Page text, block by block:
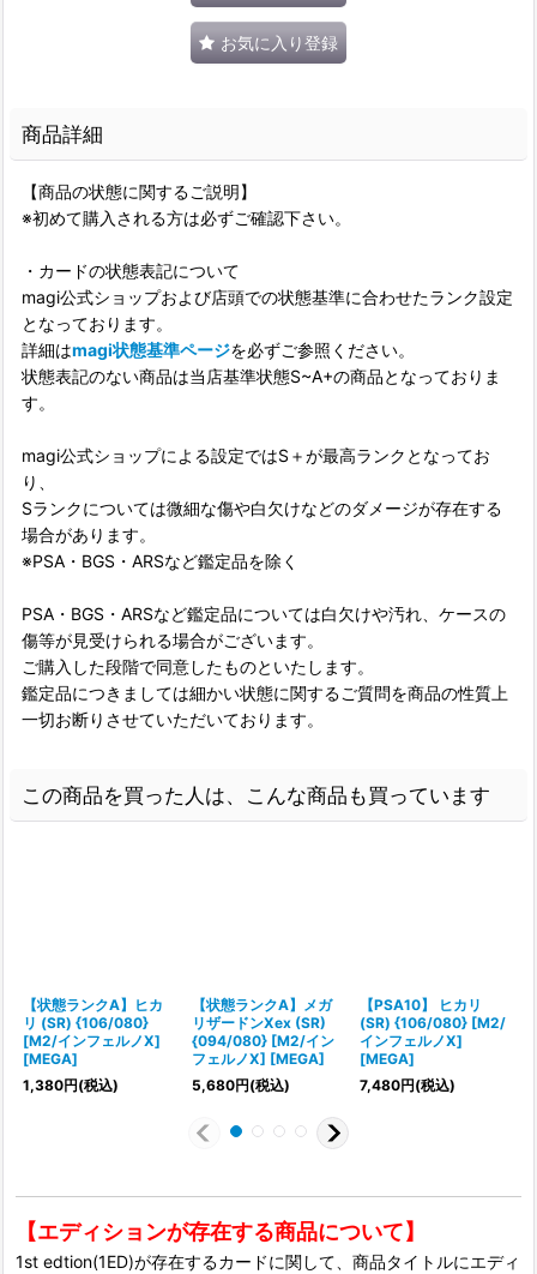
お気に入り登録
商品詳細
【商品の状態に関するご説明】
※初めて購入される方は必ずご確認下さい。
・カードの状態表記について
magi公式ショップおよび店頭での状態基準に合わせたランク設定
となっております。
詳細はmagi状態基準ページを必ずご参照ください。
状態表記のない商品は当店基準状態S~A+の商品となっておりま
す。
magi公式ショップによる設定ではS＋が最高ランクとなってお
り、
Sランクについては微細な傷や白欠けなどのダメージが存在する
場合があります。
※PSA・BGS・ARSなど鑑定品を除く
PSA・BGS・ARSなど鑑定品については白欠けや汚れ、ケースの
傷等が見受けられる場合がございます。
ご購入した段階で同意したものといたします。
鑑定品につきましては細かい状態に関するご質問を商品の性質上
一切お断りさせていただいております。
この商品を買った人は、こんな商品も買っています
【状態ランクA】ヒカ
リ (SR) {106/080}
[M2/インフェルノX]
[MEGA]
1,380円(税込)
【状態ランクA】メガ
リザードンXex (SR)
{094/080} [M2/イン
フェルノX] [MEGA]
5,680円(税込)
【PSA10】 ヒカリ
(SR) {106/080} [M2/
インフェルノX]
[MEGA]
7,480円(税込)
【エディションが存在する商品について】
1st edtion(1ED)が存在するカードに関して、商品タイトルにエディ